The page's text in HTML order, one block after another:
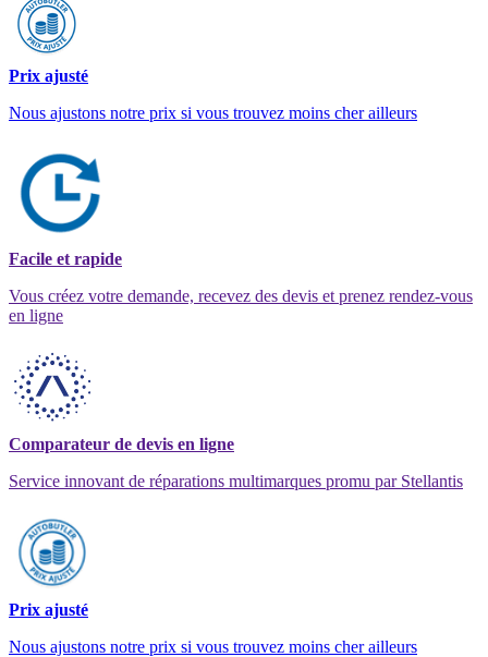
Prix ajusté
Nous ajustons notre prix si vous trouvez moins cher ailleurs
Facile et rapide
Vous créez votre demande, recevez des devis et prenez rendez-vous
en ligne
Comparateur de devis en ligne
Service innovant de réparations multimarques promu par Stellantis
Prix ajusté
Nous ajustons notre prix si vous trouvez moins cher ailleurs